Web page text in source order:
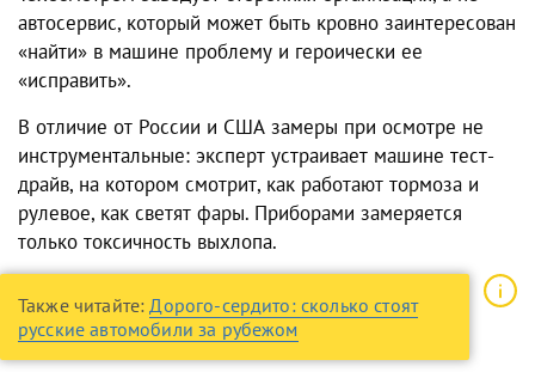
автосервис, который может быть кровно заинтересован
«найти» в машине проблему и героически ее
«исправить».
В отличие от России и США замеры при осмотре не
инструментальные: эксперт устраивает машине тест-
драйв, на котором смотрит, как работают тормоза и
рулевое, как светят фары. Приборами замеряется
только токсичность выхлопа.
Также читайте:Дорого-сердито: сколько стоят
русские автомобили за рубежом